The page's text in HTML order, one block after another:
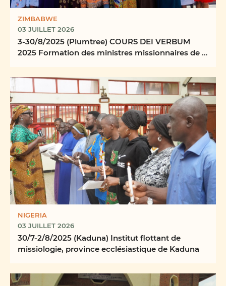
ZIMBABWE
03 JUILLET 2026
3-30/8/2025 (Plumtree) COURS DEI VERBUM
2025 Formation des ministres missionnaires de la
NIGERIA
03 JUILLET 2026
30/7-2/8/2025 (Kaduna) Institut flottant de
missiologie, province ecclésiastique de Kaduna